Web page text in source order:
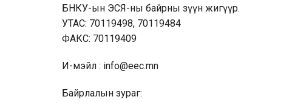
БНКУ-ын ЭСЯ-ны байрны зүүн жигүүр.
УТАС: 70119498, 70119484
ФАКС: 70119409
И-мэйл : info@eec.mn
Байрлалын зураг: